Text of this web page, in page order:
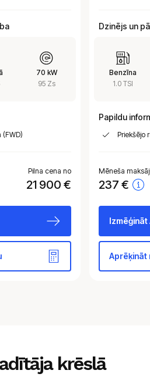
70 kW
95 Zs
(FWD)
Pilna cena no
21 900 €
Dzinējs un
Benzīna
1.0 TSI
Papildu
Priekšējo
Mēneša
237 €
Izmēģināt
Aprēķināt
krēslā